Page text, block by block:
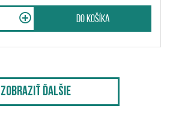
do košíka
Zobraziť ďalšie